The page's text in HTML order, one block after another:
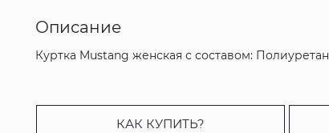
Описание
Куртка Mustang женская с составом: Полиуретан
КАК КУПИТЬ?